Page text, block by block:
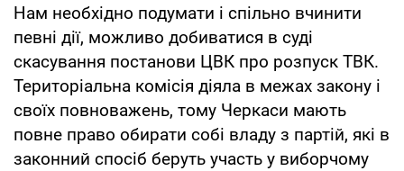
Нам необхідно подумати і спільно вчинити
певні дії, можливо добиватися в суді
скасування постанови ЦВК про розпуск ТВК.
Територіальна комісія діяла в межах закону і
своїх повноважень, тому Черкаси мають
повне право обирати собі владу з партій, які в
законний спосіб беруть участь у виборчому